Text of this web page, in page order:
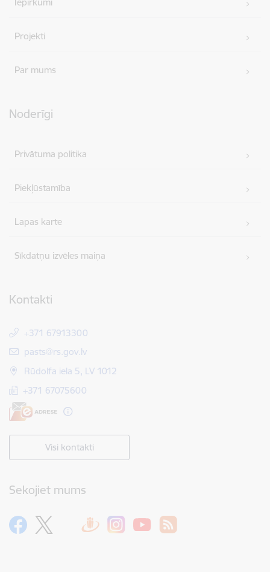
Projekti
Par mums
Noderīgi
Privātuma politika
Piekļūstamība
Lapas karte
Sīkdatņu izvēles maiņa
Kontakti
+371 67913300
E-pasts:
pasts@rs.gov.lv
Rūdolfa iela 5, LV 1012
+371 67075600
Visi kontakti
Sekojiet mums